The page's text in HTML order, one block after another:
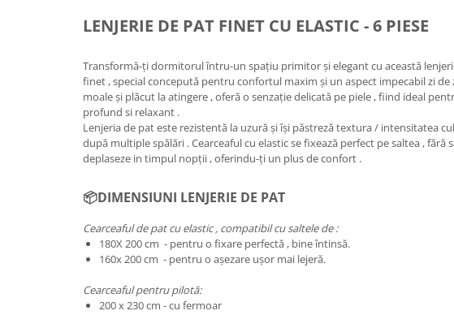
LENJERIE DE PAT FINET CU ELASTIC - 6 PIESE
Transformă-ți dormitorul întru-un spațiu primitor și elegant cu această
finet , special concepută pentru confortul maxim și un aspect impecabil zi de
moale și plăcut la atingere , oferă o senzație delicată pe piele , fiind ideal
profund si relaxant .
Lenjeria de pat este rezistentă la uzură și își păstreză textura / intensitatea
după multiple spălări . Cearceaful cu elastic se fixează perfect pe saltea , fără
deplaseze in timpul nopții , oferindu-ți un plus de confort .
📦DIMENSIUNI LENJERIE DE PAT
Cearceaful de pat cu elastic , compatibil cu saltele de :
180X 200 cm - pentru o fixare perfectă , bine întinsă.
160x 200 cm - pentru o așezare ușor mai lejeră.
Cearceaful pentru pilotă:
200 x 230 cm - cu fermoar